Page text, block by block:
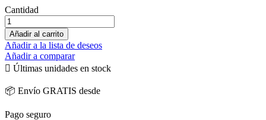
Cantidad
Añadir al carrito
Añadir a la lista de deseos
Añadir a comparar
 Últimas unidades en stock
📦 Envío GRATIS desde
Pago seguro